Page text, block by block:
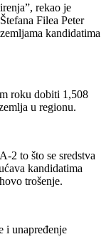
rekao je
Filea Peter
kandidatima
roku dobiti 1,508
u regionu.
2 to što se sredstva
kandidatima
trošenje.
i unapređenje